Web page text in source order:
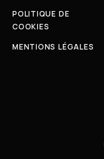
POLITIQUE DE
COOKIES
MENTIONS LÉGALES